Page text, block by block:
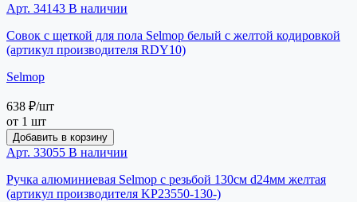
Арт. 34143 В наличии
Совок с щеткой для пола Selmop белый с желтой кодировкой
(артикул производителя RDY10)
Selmop
638 ₽/шт
от 1 шт
Добавить в корзину
Арт. 33055 В наличии
Ручка алюминиевая Selmop с резьбой 130см d24мм желтая
(артикул производителя KP23550-130-)